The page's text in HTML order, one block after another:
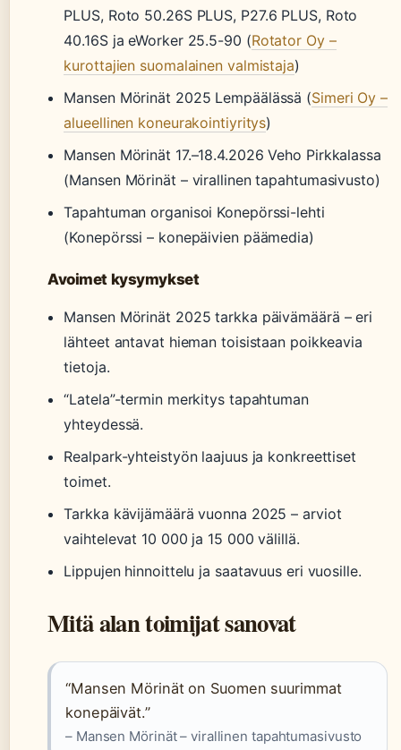
PLUS, Roto 50.26S PLUS, P27.6 PLUS, Roto
40.16S ja eWorker 25.5-90 (Rotator Oy –
kurottajien suomalainen valmistaja)
Mansen Mörinät 2025 Lempäälässä (Simeri Oy –
alueellinen koneurakointiyritys)
Mansen Mörinät 17.–18.4.2026 Veho Pirkkalassa
(Mansen Mörinät – virallinen tapahtumasivusto)
Tapahtuman organisoi Konepörssi-lehti
(Konepörssi – konepäivien päämedia)
Avoimet kysymykset
Mansen Mörinät 2025 tarkka päivämäärä – eri
lähteet antavat hieman toisistaan poikkeavia
tietoja.
“Latela”-termin merkitys tapahtuman
yhteydessä.
Realpark-yhteistyön laajuus ja konkreettiset
toimet.
Tarkka kävijämäärä vuonna 2025 – arviot
vaihtelevat 10 000 ja 15 000 välillä.
Lippujen hinnoittelu ja saatavuus eri vuosille.
Mitä alan toimijat sanovat
“Mansen Mörinät on Suomen suurimmat
konepäivät.”
– Mansen Mörinät – virallinen tapahtumasivusto